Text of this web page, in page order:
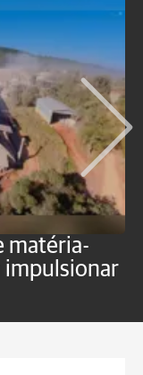
matéria-
impulsionar